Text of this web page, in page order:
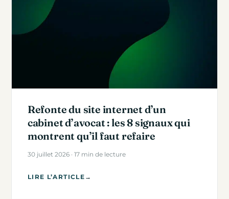
Refonte du site internet d’un
cabinet d’avocat : les 8 signaux qui
montrent qu’il faut refaire
30 juillet 2026 · 17 min de lecture
LIRE L’ARTICLE →